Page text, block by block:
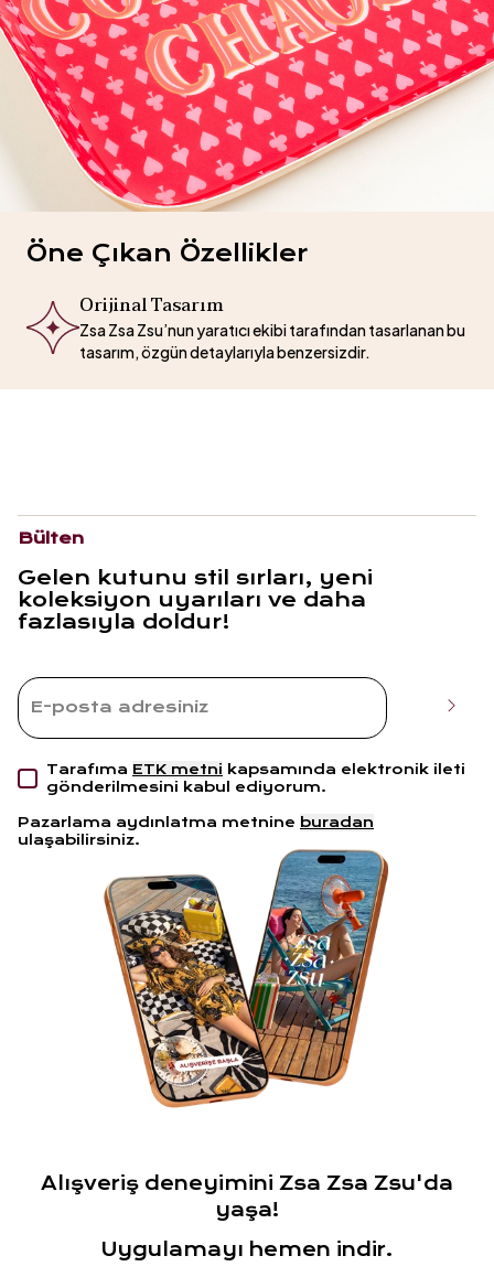
Öne Çıkan Özellikler
Orijinal Tasarım
Zsa Zsa Zsu’nun yaratıcı ekibi tarafından tasarlanan bu
tasarım, özgün detaylarıyla benzersizdir.
Bülten
Gelen kutunu stil sırları, yeni
koleksiyon uyarıları ve daha
fazlasıyla doldur!
Tarafıma ETK metni kapsamında elektronik ileti
gönderilmesini kabul ediyorum.
Pazarlama aydınlatma metnine buradan
ulaşabilirsiniz.
Alışveriş deneyimini Zsa Zsa Zsu'da
yaşa!
Uygulamayı hemen indir.